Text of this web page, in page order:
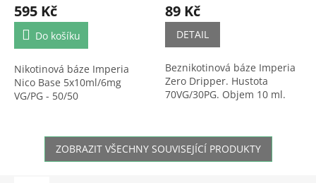
595 Kč
Do košíku
Nikotinová báze Imperia
Nico Base 5x10ml/6mg
VG/PG - 50/50
89 Kč
DETAIL
Beznikotinová báze Imperia
Zero Dripper. Hustota
70VG/30PG. Objem 10 ml.
ZOBRAZIT VŠECHNY SOUVISEJÍCÍ PRODUKTY